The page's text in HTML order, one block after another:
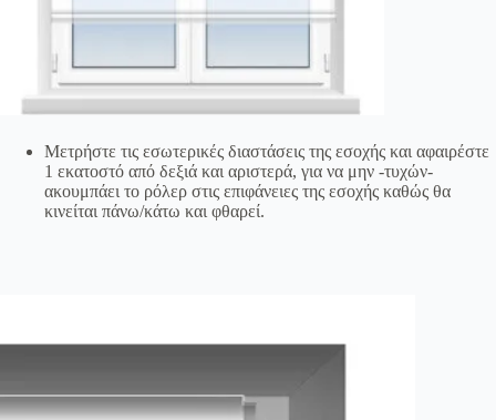
Μετρήστε τις εσωτερικές διαστάσεις της εσοχής και αφαιρέστε
1 εκατοστό από δεξιά και αριστερά, για να μην -τυχών-
ακουμπάει το ρόλερ στις επιφάνειες της εσοχής καθώς θα
κινείται πάνω/κάτω και φθαρεί.